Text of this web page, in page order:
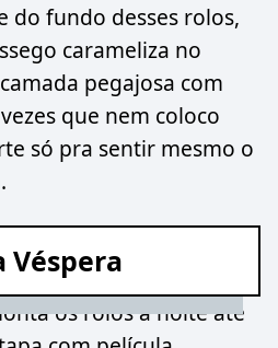
do fundo desses rolos,
carameliza no
pegajosa com
que nem coloco
só pra sentir mesmo o
Véspera
os rolos à noite até